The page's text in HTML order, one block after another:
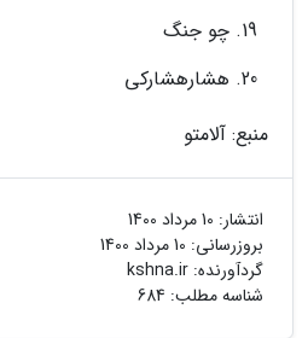
چو جنگ
هشارهشارکی
منبع: آلامتو
انتشار: 10 مرداد 1400
بروزرسانی: 10 مرداد 1400
گردآورنده: kshna.ir
شناسه مطلب: 684